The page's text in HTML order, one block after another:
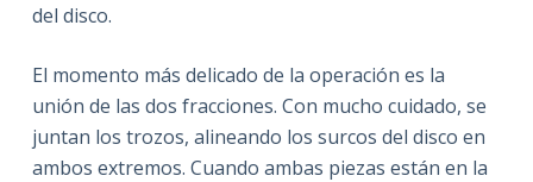
del disco.
El momento más delicado de la operación es la
unión de las dos fracciones. Con mucho cuidado, se
juntan los trozos, alineando los surcos del disco en
ambos extremos. Cuando ambas piezas están en la